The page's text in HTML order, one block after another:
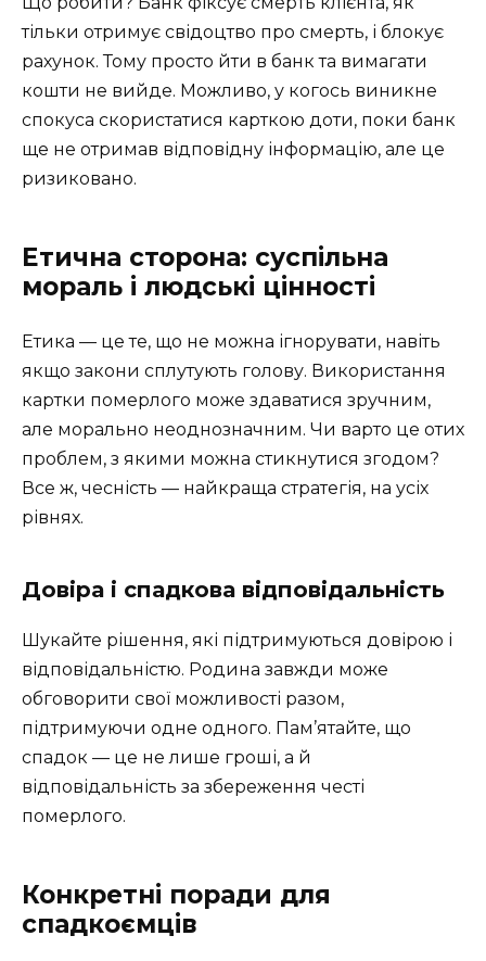
тільки отримує свідоцтво про смерть, і блокує
рахунок. Тому просто йти в банк та вимагати
кошти не вийде. Можливо, у когось виникне
спокуса скористатися карткою доти, поки банк
ще не отримав відповідну інформацію, але це
ризиковано.
Етична сторона: суспільна
мораль і людські цінності
Етика — це те, що не можна ігнорувати, навіть
якщо закони сплутують голову. Використання
картки померлого може здаватися зручним,
але морально неоднозначним. Чи варто це отих
проблем, з якими можна стикнутися згодом?
Все ж, чесність — найкраща стратегія, на усіх
рівнях.
Довіра і спадкова відповідальність
Шукайте рішення, які підтримуються довірою і
відповідальністю. Родина завжди може
обговорити свої можливості разом,
підтримуючи одне одного. Пам’ятайте, що
спадок — це не лише гроші, а й
відповідальність за збереження честі
померлого.
Конкретні поради для
спадкоємців